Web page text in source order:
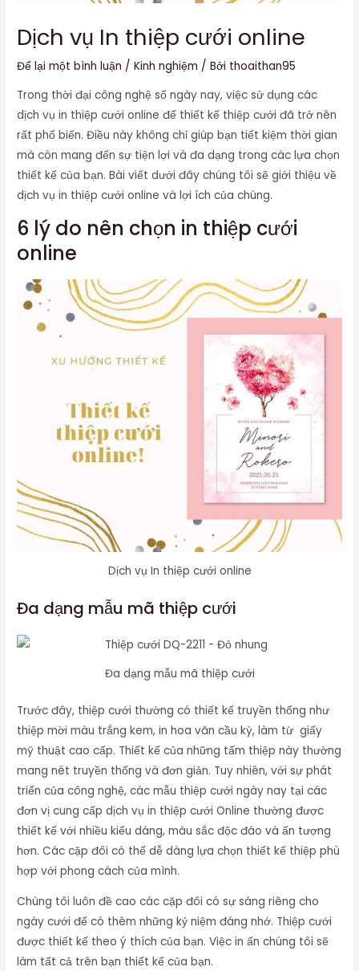
Dịch vụ In thiệp cưới online
Để lại một bình luận /Kinh nghiệm / Bởi thoaithan95
Trong thời đại công nghệ số ngày nay, việc sử dụng các
dịch vụ in thiệp cưới online để thiết kế thiệp cưới đã trở nên
rất phổ biến. Điều này không chỉ giúp bạn tiết kiệm thời gian
mà còn mang đến sự tiện lợi và đa dạng trong các lựa chọn
thiết kế của bạn. Bài viết dưới đây chúng tôi sẽ giới thiệu về
dịch vụ in thiệp cưới online và lợi ích của chúng.
6 lý do nên chọn in thiệp cưới
online
Dịch vụ In thiệp cưới online
Đa dạng mẫu mã thiệp cưới
Đa dạng mẫu mã thiệp cưới
Trước đây, thiệp cưới thường có thiết kế truyền thống như
thiệp mời màu trắng kem, in hoa văn cầu kỳ, làm từ giấy
mỹ thuật cao cấp. Thiết kế của những tấm thiệp này thường
mang nét truyền thống và đơn giản. Tuy nhiên, với sự phát
triển của công nghệ, các mẫu thiệp cưới ngày nay tại các
đơn vị cung cấp dịch vụ in thiệp cưới Online thường được
thiết kế với nhiều kiểu dáng, màu sắc độc đáo và ấn tượng
hơn. Các cặp đôi có thể dễ dàng lựa chọn thiết kế thiệp phù
hợp với phong cách của mình.
Chúng tôi luôn đề cao các cặp đôi có sự sáng riêng cho
ngày cưới để có thêm những kỷ niệm đáng nhớ. Thiệp cưới
được thiết kế theo ý thích của bạn. Việc in ấn chúng tôi sẽ
làm tất cả trên bạn thiết kế của bạn.